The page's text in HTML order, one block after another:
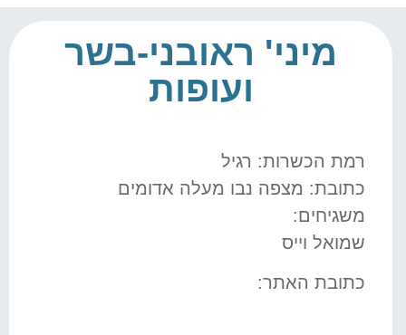
מיני' ראובני-בשר
ועופות
רמת הכשרות: רגיל
כתובת: מצפה נבו מעלה אדומים
משגיחים:
שמואל וייס
כתובת האתר: